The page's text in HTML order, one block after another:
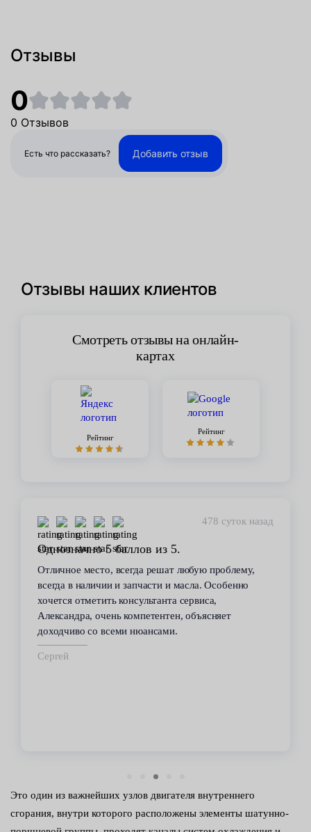
Отзывы
0
0 Отзывов
Есть что рассказать? Добавить отзыв
Отзывы наших клиентов
Смотреть отзывы на онлайн-
картах
Рейтинг
Рейтинг
449 суток назад
Стабильное качество
В течение 6 лет пользуюсь услугами данного
сервиса. Высокий профессионализм персонала
всегда помогал решить возникающие с
автомобилем проблемы. Все работы по
техобслуживанию проводились качественно и в
срок.
Это один из важнейших узлов двигателя внутреннего
сгорания, внутри которого расположены элементы шатунно-